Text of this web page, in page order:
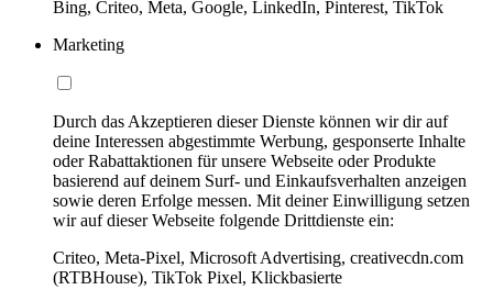
Bing, Criteo, Meta, Google, LinkedIn, Pinterest, TikTok
Marketing
Durch das Akzeptieren dieser Dienste können wir dir auf
deine Interessen abgestimmte Werbung, gesponserte Inhalte
oder Rabattaktionen für unsere Webseite oder Produkte
basierend auf deinem Surf- und Einkaufsverhalten anzeigen
sowie deren Erfolge messen. Mit deiner Einwilligung setzen
wir auf dieser Webseite folgende Drittdienste ein:
Criteo, Meta-Pixel, Microsoft Advertising, creativecdn.com
(RTBHouse), TikTok Pixel, Klickbasierte